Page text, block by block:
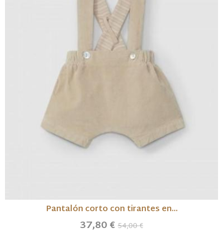
Pantalón corto con tirantes en...
37,80 €54,00 €